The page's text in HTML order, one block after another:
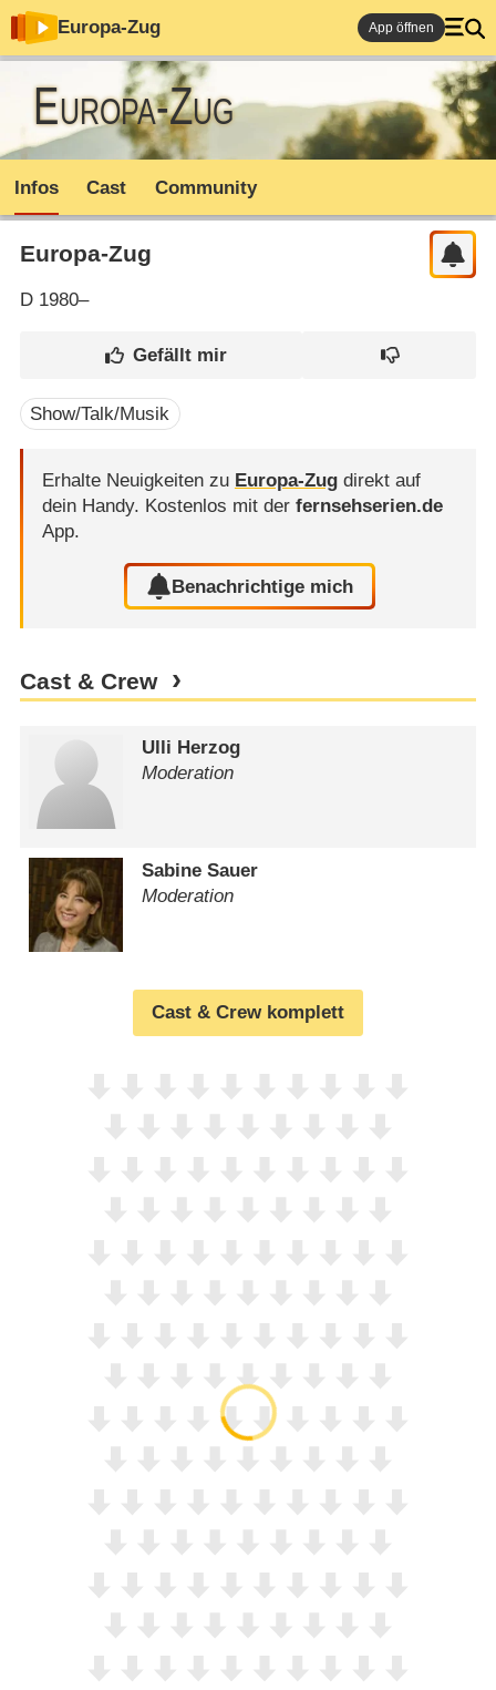
Europa-Zug App öffnen
Europa-Zug
Infos Cast Community
Europa-Zug
D1980–
Show/Talk/Musik
Erhalte Neuigkeiten zu Europa-Zugdirekt auf
dein Handy. Kostenlos mit der fernsehserien.de
App.
Benachrichtige mich
Cast & Crew
Ulli Herzog
Moderation
Sabine Sauer
Moderation
Cast & Crew komplett